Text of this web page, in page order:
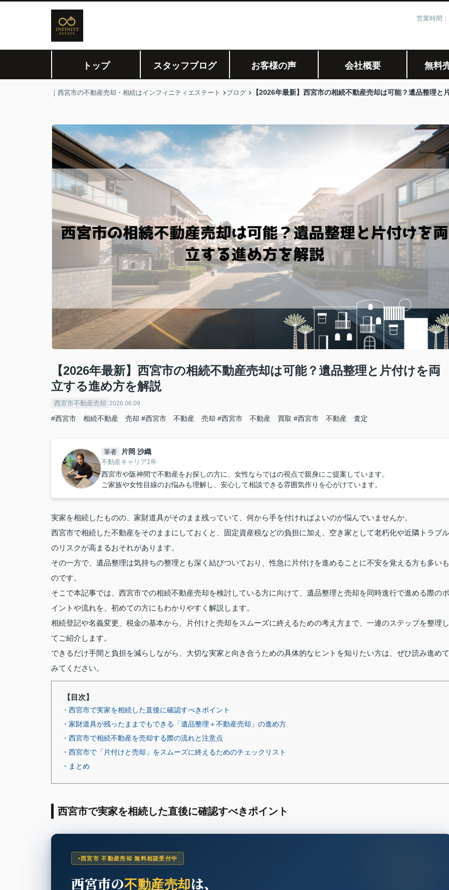
営業時間
トップ スタッフブログ お客様の声 会社概要 無料
｜西宮市の不動産売却・相続はインフィニティエステート ブログ 【2026年最新】西宮市の相続不動産売却は可能？遺品整理と
【2026年最新】西宮市の相続不動産売却は可能？遺品整理と片付けを両
立する進め方を解説
西宮市不動産売却 2026.06.09
#西宮市 相続不動産 売却 #西宮市 不動産 売却 #西宮市 不動産 買取 #西宮市 不動産 査定
筆者 片岡 沙織
不動産キャリア1年
西宮市や阪神間で不動産をお探しの方に、女性ならではの視点で親身にご提案しています。
ご家族や女性目線のお悩みも理解し、安心して相談できる雰囲気作りを心がけています。
実家を相続したものの、家財道具がそのまま残っていて、何から手を付ければよいのか悩んでいませんか。
西宮市で相続した不動産をそのままにしておくと、固定資産税などの負担に加え、空き家として老朽化や近隣トラブル
のリスクが高まるおそれがあります。
その一方で、遺品整理は気持ちの整理とも深く結びついており、性急に片付けを進めることに不安を覚える方も多いも
のです。
そこで本記事では、西宮市での相続不動産売却を検討している方に向けて、遺品整理と売却を同時進行で進める際のポ
イントや流れを、初めての方にもわかりやすく解説します。
相続登記や名義変更、税金の基本から、片付けと売却をスムーズに終えるための考え方まで、一連のステップを整理し
てご紹介します。
できるだけ手間と負担を減らしながら、大切な実家と向き合うための具体的なヒントを知りたい方は、ぜひ読み進めて
みてください。
【目次】
・西宮市で実家を相続した直後に確認すべきポイント
・家財道具が残ったままでもできる「遺品整理＋不動産売却」の進め方
・西宮市で相続不動産を売却する際の流れと注意点
・西宮市で「片付けと売却」をスムーズに終えるためのチェックリスト
・まとめ
西宮市で実家を相続した直後に確認すべきポイント
西宮市 不動産売却 無料相談受付中
西宮市の不動産売却は、